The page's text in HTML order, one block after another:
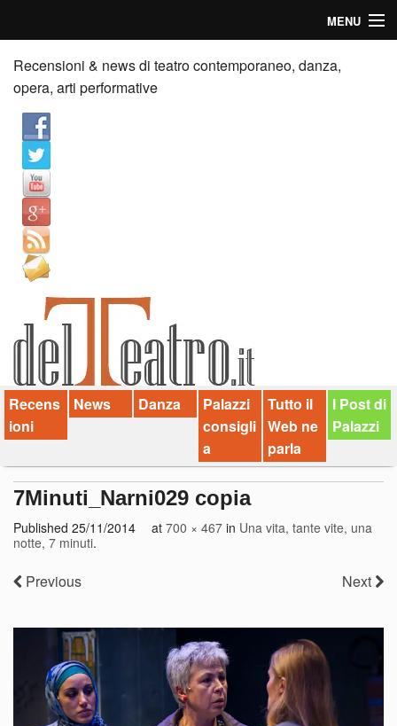
MENU
Home
Recensioni
Anticipazioni
News
Palazzi consiglia
Video
Chi siamo
Contatti
dT in English
Recensioni & news di teatro contemporaneo, danza,
opera, arti performative
Recens
ioni
News Danza
Palazzi
consigli
a
Tutto il
Web ne
parla
I Post di
Palazzi
7Minuti_Narni029 copia
Published 25/11/2014 at 700 × 467 in Una vita, tante vite, una
notte, 7 minuti.
Previous Next